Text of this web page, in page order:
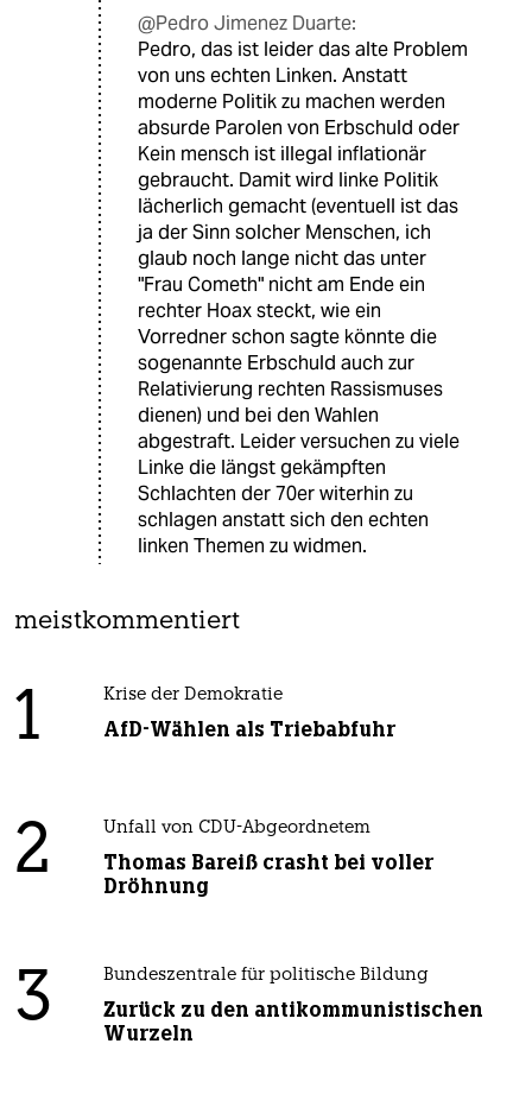
@Pedro Jimenez Duarte:
Pedro, das ist leider das alte Problem
von uns echten Linken. Anstatt
moderne Politik zu machen werden
absurde Parolen von Erbschuld oder
Kein mensch ist illegal inflationär
gebraucht. Damit wird linke Politik
lächerlich gemacht (eventuell ist das
ja der Sinn solcher Menschen, ich
glaub noch lange nicht das unter
"Frau Cometh" nicht am Ende ein
rechter Hoax steckt, wie ein
Vorredner schon sagte könnte die
sogenannte Erbschuld auch zur
Relativierung rechten Rassismuses
dienen) und bei den Wahlen
abgestraft. Leider versuchen zu viele
Linke die längst gekämpften
Schlachten der 70er witerhin zu
schlagen anstatt sich den echten
linken Themen zu widmen.
meistkommentiert
1 Krise der Demokratie
AfD-Wählen als Triebabfuhr
2 Unfall von CDU-Abgeordnetem
Thomas Bareiß crasht bei voller
Dröhnung
3 Bundeszentrale für politische Bildung
Zurück zu den antikommunistischen
Wurzeln